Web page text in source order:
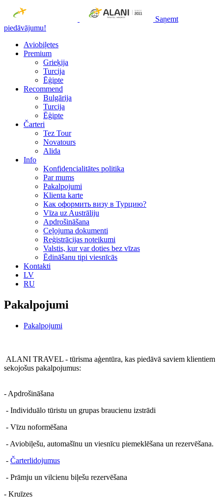
Saņemt
piedāvājumu!
Aviobiļetes
Premium
Grieķija
Turcija
Ēģipte
Recommend
Bulgārija
Turcija
Ēģipte
Čarteri
Tez Tour
Novatours
Alida
Info
Konfidencialitātes politika
Par mums
Рakalpojumi
Klienta karte
Как оформить визу в Турцию?
Vīza uz Austrāliju
Apdrošināšana
Ceļojuma dokumenti
Reģistrācijas noteikumi
Valstis, kur var doties bez vīzas
Ēdināšanu tipi viesnīcās
Kontakti
LV
RU
Рakalpojumi
Рakalpojumi
ALANI TRAVEL - tūrisma aģentūra, kas piedāvā saviem klientiem
sekojošus pakalpojumus:
- Apdrošināšana
- Individuālo tūristu un grupas braucienu izstrādi
- Vīzu noformēšanа
- Aviobiļešu, automašīnu un viesnīcu piemeklēšana un rezervēšana.
- Čarterlidojumus
- Рrāmju un vilcienu biļešu rezervēšana
- Kruīzes